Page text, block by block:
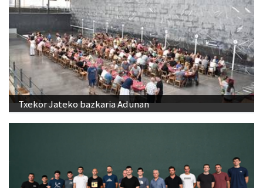
Txekor Jateko bazkaria Adunan